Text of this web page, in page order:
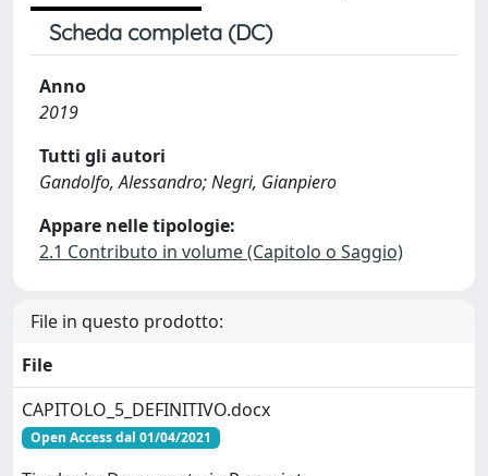
Scheda completa (DC)
Anno
2019
Tutti gli autori
Gandolfo, Alessandro; Negri, Gianpiero
Appare nelle tipologie:
2.1 Contributo in volume (Capitolo o Saggio)
File in questo prodotto:
File
CAPITOLO_5_DEFINITIVO.docx
Open Access dal 01/04/2021